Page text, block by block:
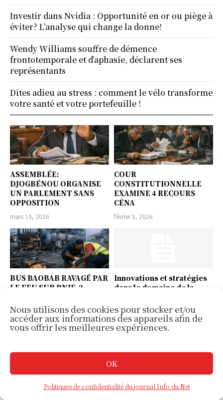
Nous utilisons des cookies pour stocker et/ou
accéder aux informations des appareils afin de
vous offrir les meilleures expériences.
OK
Politiques de confidentialité du journal Info du Net
ASSEMBLÉE:
DJOGBÉNOU ORGANISE
UN PARLEMENT SANS
OPPOSITION
mars 13, 2026
COUR
CONSTITUTIONNELLE
EXAMINE 4 RECOURS
CÉNA
février 5, 2026
BUS BAOBAB RAVAGÉ PAR
LE FEU SUR RNIE-2
Innovations et stratégies
dans le domaine de la
sur Icebreaker Fisherman
septembre 8, 2025
Qui sont les plus grands
chanteurs de l’histoire
Qu’est-ce que le
Parmigiano Reggiano, le «
Investir dans Nvidia : Opportunité en or ou piège à
éviter? L’analyse qui change la donne!
Wendy Williams souffre de démence
frontotemporale et d’aphasie, déclarent ses
représentants
Dites adieu au stress : comment le vélo transforme
votre santé et votre portefeuille !